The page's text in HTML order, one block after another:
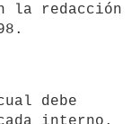
la redacción